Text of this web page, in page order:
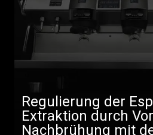
Regulierung der
Extraktion durch
Nachbrühung mit